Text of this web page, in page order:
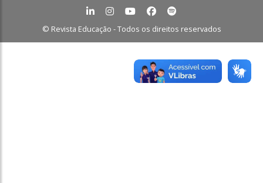
© Revista Educação - Todos os direitos reservados